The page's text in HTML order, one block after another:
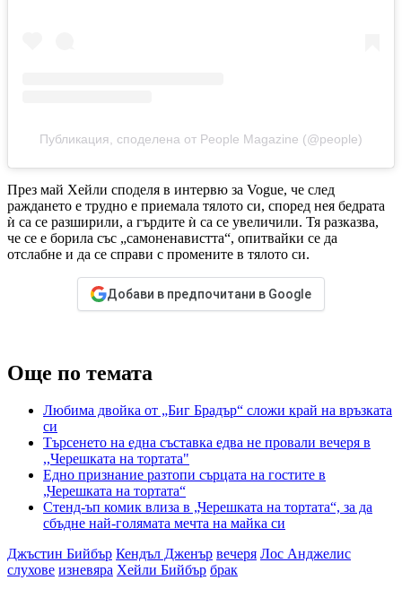
Публикация, споделена от People Magazine (@people)
През май Хейли споделя в интервю за Vogue, че след
раждането е трудно е приемала тялото си, според нея бедрата
ѝ са се разширили, а гърдите ѝ са се увеличили. Тя разказва,
че се е борила със „самоненавистта“, опитвайки се да
отслабне и да се справи с промените в тялото си.
Добави в предпочитани в Google
Още по темата
Любима двойка от „Биг Брадър“ сложи край на връзката
си
Търсенето на една съставка едва не провали вечеря в
,,Черешката на тортата"
Едно признание разтопи сърцата на гостите в
„Черешката на тортата“
Стенд-ъп комик влиза в „Черешката на тортата“, за да
сбъдне най-голямата мечта на майка си
Джъстин Бийбър Кендъл Дженър вечеря Лос Анджелис
слухове изневяра Хейли Бийбър брак